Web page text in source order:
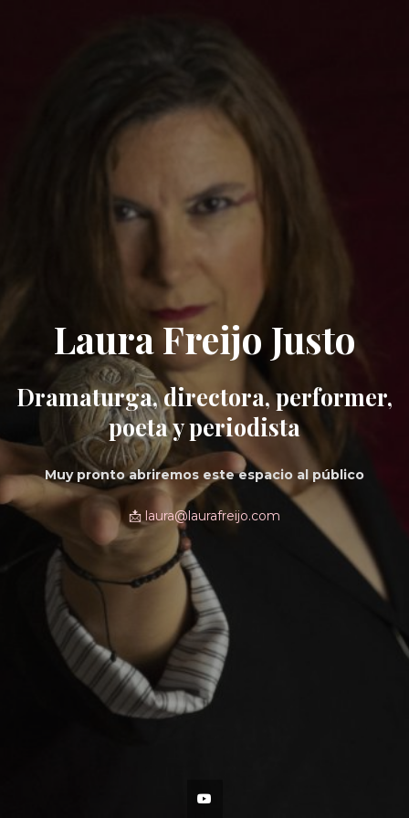
Laura Freijo Justo
Dramaturga, directora, performer,
poeta y periodista
Muy pronto abriremos este espacio al público
📩 laura@laurafreijo.com